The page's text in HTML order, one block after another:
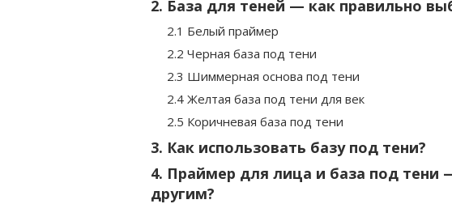
2. База для теней — как правильно
2.1 Белый праймер
2.2 Черная база под тени
2.3 Шиммерная основа под тени
2.4 Желтая база под тени для век
2.5 Коричневая база под тени
3. Как использовать базу под тени?
4. Праймер для лица и база под
другим?